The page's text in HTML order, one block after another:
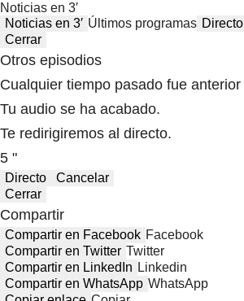
Noticias en 3′
Noticias en 3′ Últimos programas Directo
Cerrar
Otros episodios
Cualquier tiempo pasado fue anterior
Tu audio se ha acabado.
Te redirigiremos al directo.
5 "
Directo
Cancelar
Cerrar
Compartir
Compartir en Facebook Facebook
Compartir en Twitter Twitter
Compartir en LinkedIn Linkedin
Compartir en WhatsApp WhatsApp